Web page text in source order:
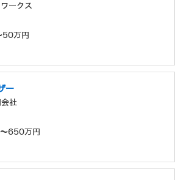
ークス
50万円
ー
社
650万円